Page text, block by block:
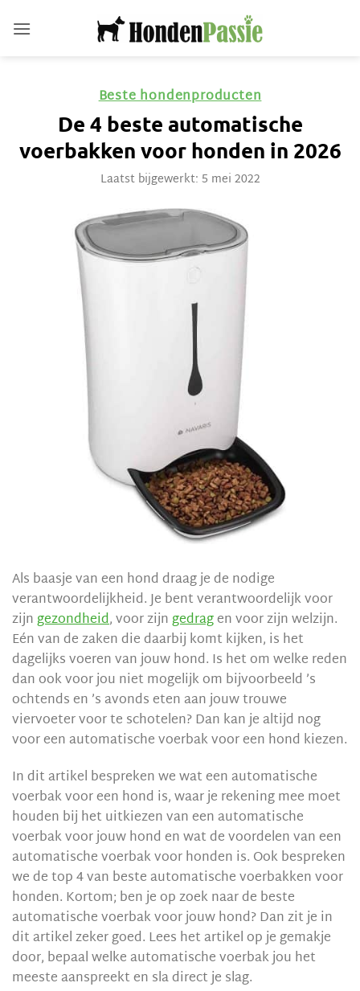
naar
Beste hondenproducten
De 4 beste automatische
voerbakken voor honden in 2026
Laatst bijgewerkt: 5 mei 2022
Als baasje van een hond draag je de nodige
verantwoordelijkheid. Je bent verantwoordelijk voor
zijngezondheid, voor zijngedragen voor zijn welzijn.
Eén van de zaken die daarbij komt kijken, is het
dagelijks voeren van jouw hond. Is het om welke reden
dan ook voor jou niet mogelijk om bijvoorbeeld ’s
ochtends en ’s avonds eten aan jouw trouwe
viervoeter voor te schotelen? Dan kan je altijd nog
voor een automatische voerbak voor een hond kiezen.
In dit artikel bespreken we wat een automatische
voerbak voor een hond is, waar je rekening mee moet
houden bij het uitkiezen van een automatische
voerbak voor jouw hond en wat de voordelen van een
automatische voerbak voor honden is. Ook bespreken
we de top 4 van beste automatische voerbakken voor
honden. Kortom; ben je op zoek naar de beste
automatische voerbak voor jouw hond? Dan zit je in
dit artikel zeker goed. Lees het artikel op je gemakje
door, bepaal welke automatische voerbak jou het
meeste aanspreekt en sla direct je slag.